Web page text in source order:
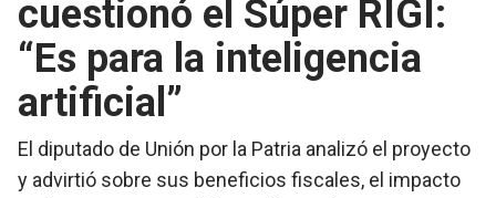
cuestionó el Súper RIGI:
“Es para la inteligencia
artificial”
El diputado de Unión por la Patria analizó el proyecto
y advirtió sobre sus beneficios fiscales, el impacto